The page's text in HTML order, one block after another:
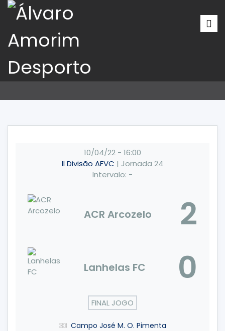
10/04/22 - 16:00
II Divisão AFVC | Jornada 24
Intervalo: -
ACR Arcozelo 2
Lanhelas FC 0
FINAL JOGO
Campo José M. O. Pimenta